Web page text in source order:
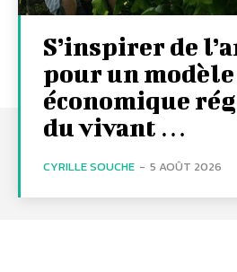
S’inspirer de
pour un modèle
économique
du vivant …
CYRILLE SOUCHE - 5 AOÛT 2026